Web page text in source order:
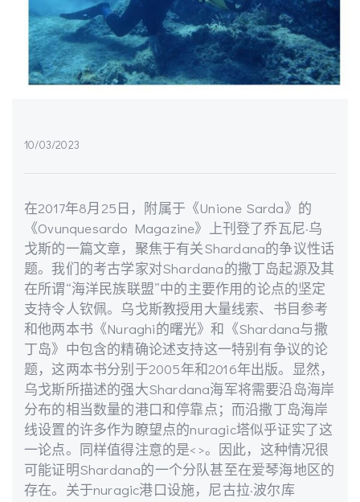
10/03/2023
在2017年8月25日，附属于《Unione Sarda》的
《Ovunquesardo Magazine》上刊登了乔瓦尼·乌
戈斯的一篇文章，聚焦于有关Shardana的争议性话
题。我们的考古学家对Shardana的撒丁岛起源及其
在所谓“海洋民族联盟”中的主要作用的论点的坚定
支持令人钦佩。乌戈斯教授用大量线索、书目参考
和他两本书《Nuraghi的曙光》和《Shardana与撒
丁岛》中包含的精确论述支持这一特别有争议的论
题，这两本书分别于2005年和2016年出版。显然，
乌戈斯所描述的强大Shardana海军将需要沿岛海岸
分布的相当数量的港口和停靠点；而沿撒丁岛海岸
线设置的许多作为瞭望点的nuragic塔似乎证实了这
一论点。同样值得注意的是<>。因此，这种情况很
可能证明Shardana的一个分队甚至在爱琴海地区的
存在。关于nuragic港口设施，尼古拉·波尔库